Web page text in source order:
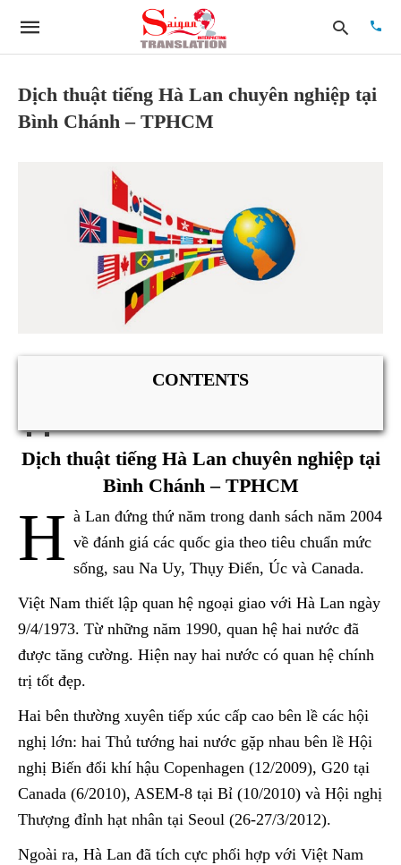
Dịch thuật tiếng Hà Lan chuyên nghiệp tại
Bình Chánh – TPHCM
CONTENTS
Dịch thuật tiếng Hà Lan chuyên nghiệp tại
Bình Chánh – TPHCM
H à Lan đứng thứ năm trong danh sách năm 2004
về đánh giá các quốc gia theo tiêu chuẩn mức
sống, sau Na Uy, Thụy Điển, Úc và Canada.
Việt Nam thiết lập quan hệ ngoại giao với Hà Lan ngày
9/4/1973. Từ những năm 1990, quan hệ hai nước đã
được tăng cường. Hiện nay hai nước có quan hệ chính
trị tốt đẹp.
Hai bên thường xuyên tiếp xúc cấp cao bên lề các hội
nghị lớn: hai Thủ tướng hai nước gặp nhau bên lề Hội
nghị Biến đổi khí hậu Copenhagen (12/2009), G20 tại
Canada (6/2010), ASEM-8 tại Bỉ (10/2010) và Hội nghị
Thượng đỉnh hạt nhân tại Seoul (26-27/3/2012).
Ngoài ra, Hà Lan đã tích cực phối hợp với Việt Nam